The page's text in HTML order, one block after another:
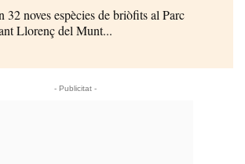
32 noves espècies de briòfits al Parc
Llorenç del Munt...
- Publicitat -